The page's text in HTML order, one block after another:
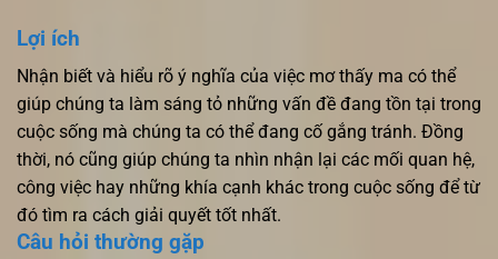
Lợi ích
Nhận biết và hiểu rõ ý nghĩa của việc mơ thấy ma có thể
giúp chúng ta làm sáng tỏ những vấn đề đang tồn tại trong
cuộc sống mà chúng ta có thể đang cố gắng tránh. Đồng
thời, nó cũng giúp chúng ta nhìn nhận lại các mối quan hệ,
công việc hay những khía cạnh khác trong cuộc sống để từ
đó tìm ra cách giải quyết tốt nhất.
Câu hỏi thường gặp